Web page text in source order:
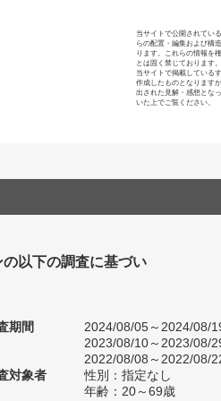
当サイトで公開されてい
らの配置・編集および構
ります。これらの情報を
とは固く禁じております。
当サイトで掲載している
作成したものとなります
出された見解・感想とな
いた上でご覧ください。
以下の調査に基づい
期間
2024/08/05～2024/08/
2023/08/10～2023/08/
2022/08/08～2022/08/
対象者
性別：指定なし
年齢：20～69歳